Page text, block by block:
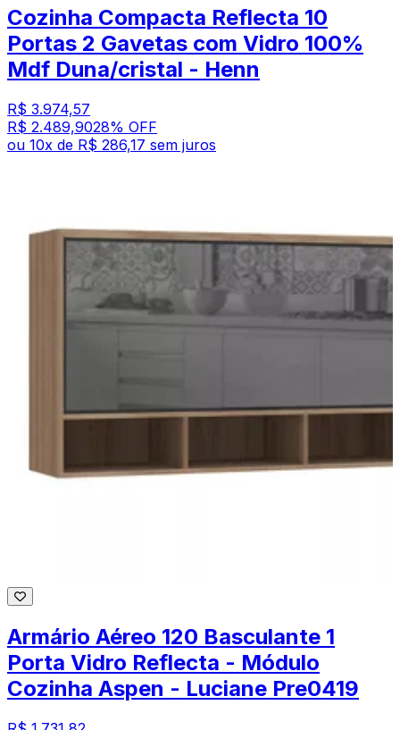
Cozinha Compacta Reflecta 10
Portas 2 Gavetas com Vidro 100%
Mdf Duna/cristal - Henn
R$ 3.974,57
R$ 2.489,9028% OFF
ou 10x de R$ 286,17 sem juros
Armário Aéreo 120 Basculante 1
Porta Vidro Reflecta - Módulo
Cozinha Aspen - Luciane Pre0419